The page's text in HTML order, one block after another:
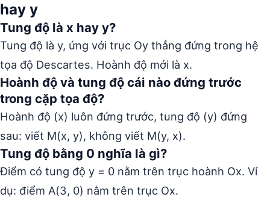
hay y
Tung độ là x hay y?
Tung độ là y, ứng với trục Oy thẳng đứng trong hệ
tọa độ Descartes. Hoành độ mới là x.
Hoành độ và tung độ cái nào đứng trước
trong cặp tọa độ?
Hoành độ (x) luôn đứng trước, tung độ (y) đứng
sau: viết M(x, y), không viết M(y, x).
Tung độ bằng 0 nghĩa là gì?
Điểm có tung độ y = 0 nằm trên trục hoành Ox. Ví
dụ: điểm A(3, 0) nằm trên trục Ox.